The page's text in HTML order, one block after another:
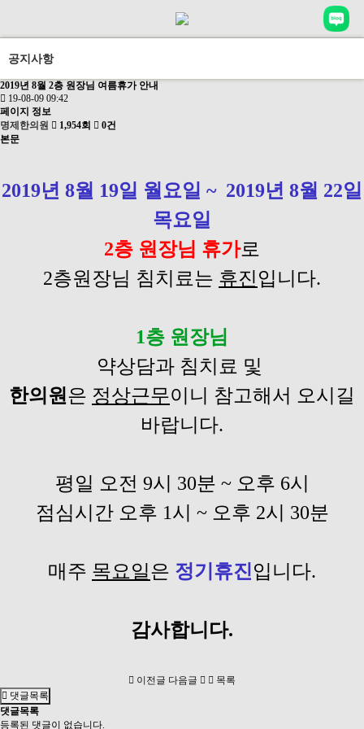
공지사항
2019년 8월 2층 원장님 여름휴가 안내
19-08-09 09:42
페이지 정보
명제한의원
1,954회
0건
본문
2019년 8월 19일 월요일 ~ 2019년 8월 22일
목요일
2층 원장님 휴가로
2층원장님 침치료는 휴진입니다.
1층 원장님
약상담과 침치료 및
한의원은 정상근무이니 참고해서 오시길
바랍니다.
평일 오전 9시 30분 ~ 오후 6시
점심시간 오후 1시 ~ 오후 2시 30분
매주 목요일은 정기휴진입니다.
감사합니다​.
이전글 다음글
목록
댓글목록
댓글목록
등록된 댓글이 없습니다.